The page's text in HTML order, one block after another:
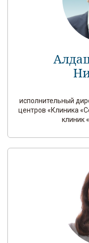
исполнительный
центров «Клиника
клиник